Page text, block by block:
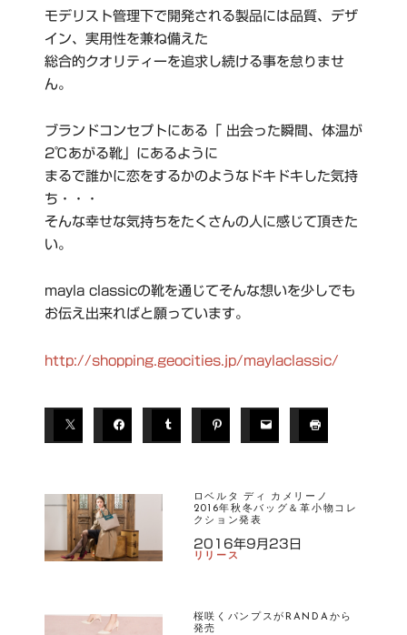
モデリスト管理下で開発される製品には品質、デザ
イン、実用性を兼ね備えた
総合的クオリティーを追求し続ける事を怠りませ
ん。
ブランドコンセプトにある「 出会った瞬間、体温が
2℃あがる靴」にあるように
まるで誰かに恋をするかのようなドキドキした気持
ち・・・
そんな幸せな気持ちをたくさんの人に感じて頂きた
い。
mayla classicの靴を通じてそんな想いを少しでも
お伝え出来ればと願っています。
http://shopping.geocities.jp/maylaclassic/
ロベルタ ディ カメリーノ
2016年秋冬バッグ＆革小物コレ
クション発表
2016年9月23日
リリース
桜咲くパンプスがRANDAから
発売